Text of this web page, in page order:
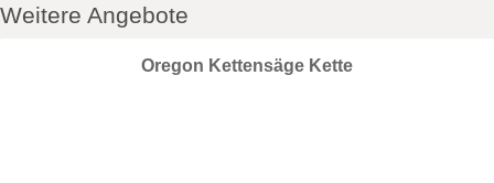
Weitere Angebote
Oregon Kettensäge Kette